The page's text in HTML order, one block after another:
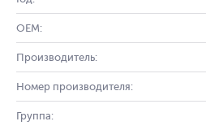
OEM:
Производитель:
Номер производителя:
Группа: